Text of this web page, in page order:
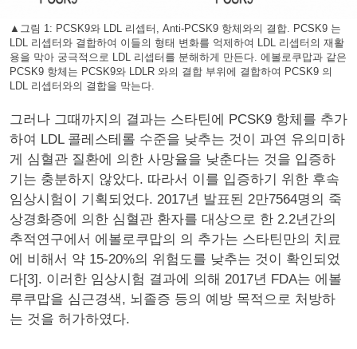
▲그림 1: PCSK9와 LDL 리셉터, Anti-PCSK9 항체와의 결합. PCSK9 는
LDL 리셉터와 결합하여 이들의 형태 변화를 억제하여 LDL 리셉터의 재활
용을 막아 궁극적으로 LDL 리셉터를 분해하게 만든다. 에볼로쿠맙과 같은
PCSK9 항체는 PCSK9와 LDLR 와의 결합 부위에 결합하여 PCSK9 의
LDL 리셉터와의 결합을 막는다.
그러나 그때까지의 결과는 스타틴에 PCSK9 항체를 추가
하여 LDL 콜레스테롤 수준을 낮추는 것이 과연 유의미하
게 심혈관 질환에 의한 사망율을 낮춘다는 것을 입증하
기는 충분하지 않았다. 따라서 이를 입증하기 위한 후속
임상시험이 기획되었다. 2017년 발표된 2만7564명의 죽
상경화증에 의한 심혈관 환자를 대상으로 한 2.2년간의
추적연구에서 에볼로쿠맙의 의 추가는 스타틴만의 치료
에 비해서 약 15-20%의 위험도를 낮추는 것이 확인되었
다[3]. 이러한 임상시험 결과에 의해 2017년 FDA는 에볼
루쿠맙을 심근경색, 뇌졸증 등의 예방 목적으로 처방하
는 것을 허가하였다.